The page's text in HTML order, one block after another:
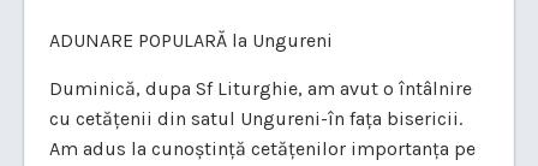
ADUNARE POPULARĂ la Ungureni
Duminică, dupa Sf Liturghie, am avut o întâlnire
cu cetățenii din satul Ungureni-în fața bisericii.
Am adus la cunoștință cetățenilor importanța pe